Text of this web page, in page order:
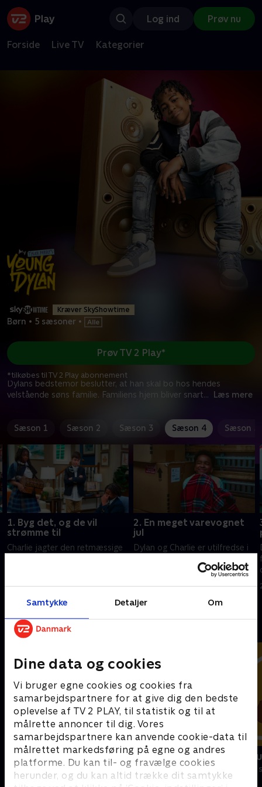
Samtykke Detaljer Om
Dine data og cookies
Vi bruger egne cookies og cookies fra
samarbejdspartnere for at give dig den bedste
oplevelse af TV 2 PLAY, til statistik og til at
målrette annoncer til dig. Vores
samarbejdspartnere kan anvende cookie-data til
målrettet markedsføring på egne og andres
platforme. Du kan til- og fravælge cookies
herunder, og du kan altid trække dit samtykke
Log ind Prøv nu
Forside Live TV Kategorier
Kræver SkyShowtime
Børn • 5 sæsoner •
Dylans bedstemor beslutter, at han skal bo hos hendes
velstående søns familie. Familiens hjem bliver snart... Læs mere
Prøv TV 2 Play*
*tilkøbes til TV 2 Play abonnement
Sæson 1 Sæson 2 Sæson 3 Sæson 4 Sæson 5
1. Byg det, og de vil
strømme til
Charlie jagter den retmæssige
26. april 2024 • 21 min
2. En meget varevognet
jul
Dylan og Charlie er utilfredse i
mundhuggerier fører til, at de
Andre så også
Vicke Viking
Børneserier • 1 sæsoner
Miniteve:
Børneserier • 1